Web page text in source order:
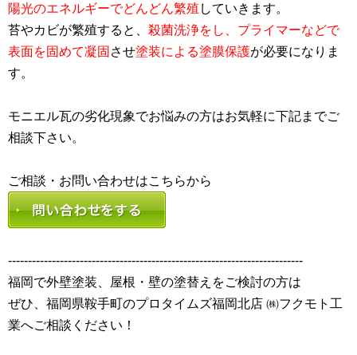
陽光のエネルギーでどんどん繁殖 していきます。
苔やカビが繁殖すると、 殺菌洗浄をし、プライマーなどで
表面を固めて凝固 させ塗装による塗膜保護が必要になりま
す。
モニエル瓦の劣化現象でお悩みの方はお気軽に下記までご
相談下さい。
--------------------------------------------------------------------------
福岡で外壁塗装、屋根・壁の塗替えをご検討の方は
ぜひ、福岡県鞍手町のプロタイムズ福岡北店 ㈱フクモト工
業へご相談ください！